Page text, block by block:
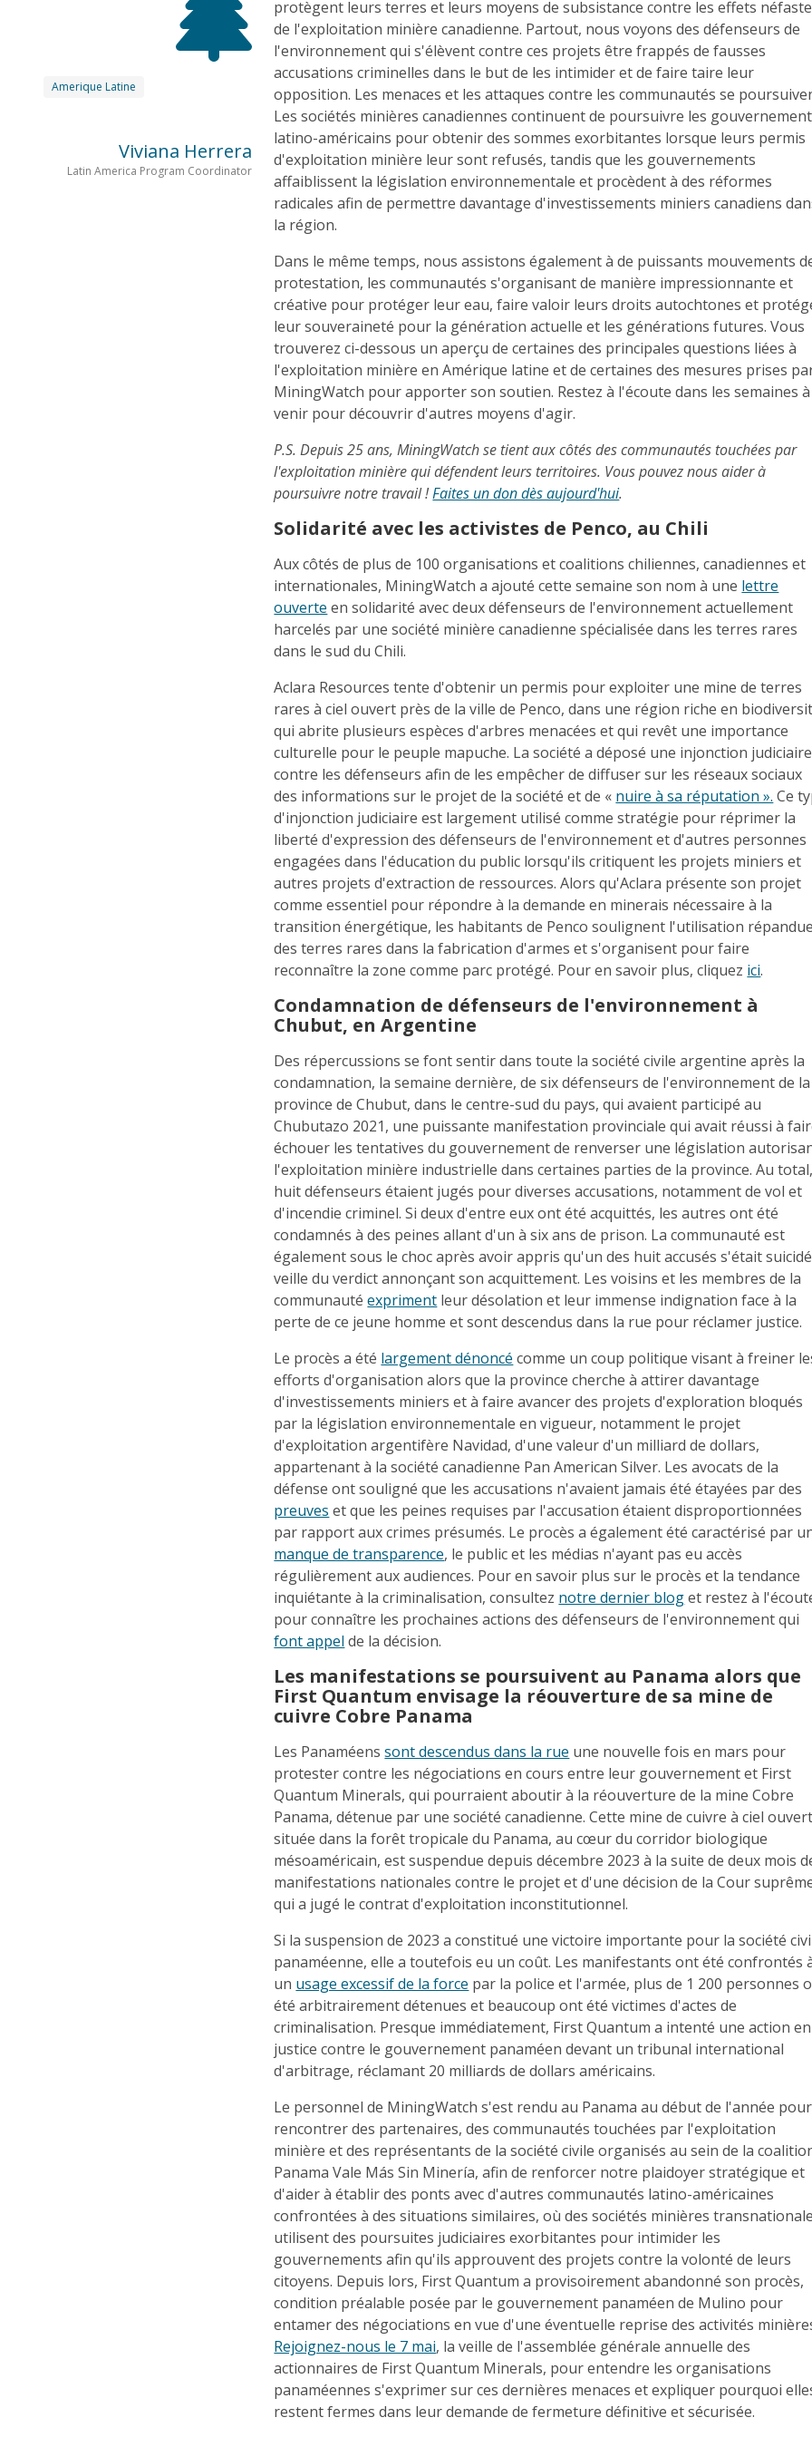
Amerique Latine
Viviana Herrera
Latin America Program Coordinator
protègent leurs terres et leurs moyens de subsistance contre les effets
de l'exploitation minière canadienne. Partout, nous voyons des défenseurs de
l'environnement qui s'élèvent contre ces projets être frappés de fausses
accusations criminelles dans le but de les intimider et de faire taire leur
opposition. Les menaces et les attaques contre les communautés se
Les sociétés minières canadiennes continuent de poursuivre les
latino-américains pour obtenir des sommes exorbitantes lorsque leurs permis
d'exploitation minière leur sont refusés, tandis que les gouvernements
affaiblissent la législation environnementale et procèdent à des réformes
radicales afin de permettre davantage d'investissements miniers canadiens
la région.
Dans le même temps, nous assistons également à de puissants mouvements
protestation, les communautés s'organisant de manière impressionnante et
créative pour protéger leur eau, faire valoir leurs droits autochtones et
leur souveraineté pour la génération actuelle et les générations futures. Vous
trouverez ci-dessous un aperçu de certaines des principales questions liées à
l'exploitation minière en Amérique latine et de certaines des mesures prises
MiningWatch pour apporter son soutien. Restez à l'écoute dans les semaines à
venir pour découvrir d'autres moyens d'agir.
P.S. Depuis 25 ans, MiningWatch se tient aux côtés des communautés touchées par
l'exploitation minière qui défendent leurs territoires. Vous pouvez nous aider à
poursuivre notre travail !Faites un don dès aujourd'hui.
Solidarité avec les activistes de Penco, au Chili
Aux côtés de plus de 100 organisations et coalitions chiliennes, canadiennes et
internationales, MiningWatch a ajouté cette semaine son nom à une lettre
ouverte en solidarité avec deux défenseurs de l'environnement actuellement
harcelés par une société minière canadienne spécialisée dans les terres rares
dans le sud du Chili.
Aclara Resources tente d'obtenir un permis pour exploiter une mine de terres
rares à ciel ouvert près de la ville de Penco, dans une région riche en
qui abrite plusieurs espèces d'arbres menacées et qui revêt une importance
culturelle pour le peuple mapuche. La société a déposé une injonction judiciaire
contre les défenseurs afin de les empêcher de diffuser sur les réseaux sociaux
des informations sur le projet de la société et de « nuire à sa réputation ». Ce
d'injonction judiciaire est largement utilisé comme stratégie pour réprimer la
liberté d'expression des défenseurs de l'environnement et d'autres personnes
engagées dans l'éducation du public lorsqu'ils critiquent les projets miniers et
autres projets d'extraction de ressources. Alors qu'Aclara présente son projet
comme essentiel pour répondre à la demande en minerais nécessaire à la
transition énergétique, les habitants de Penco soulignent l'utilisation répandue
des terres rares dans la fabrication d'armes et s'organisent pour faire
reconnaître la zone comme parc protégé. Pour en savoir plus, cliquez ici.
Condamnation de défenseurs de l'environnement à
Chubut, en Argentine
Des répercussions se font sentir dans toute la société civile argentine après la
condamnation, la semaine dernière, de six défenseurs de l'environnement de la
province de Chubut, dans le centre-sud du pays, qui avaient participé au
Chubutazo 2021, une puissante manifestation provinciale qui avait réussi à
échouer les tentatives du gouvernement de renverser une législation
l'exploitation minière industrielle dans certaines parties de la province. Au total,
huit défenseurs étaient jugés pour diverses accusations, notamment de vol et
d'incendie criminel. Si deux d'entre eux ont été acquittés, les autres ont été
condamnés à des peines allant d'un à six ans de prison. La communauté est
également sous le choc après avoir appris qu'un des huit accusés s'était
veille du verdict annonçant son acquittement. Les voisins et les membres de la
communautéexpriment leur désolation et leur immense indignation face à la
perte de ce jeune homme et sont descendus dans la rue pour réclamer justice.
Le procès a été largement dénoncé comme un coup politique visant à freiner
efforts d'organisation alors que la province cherche à attirer davantage
d'investissements miniers et à faire avancer des projets d'exploration bloqués
par la législation environnementale en vigueur, notamment le projet
d'exploitation argentifère Navidad, d'une valeur d'un milliard de dollars,
appartenant à la société canadienne Pan American Silver. Les avocats de la
défense ont souligné que les accusations n'avaient jamais été étayées par des
preuves et que les peines requises par l'accusation étaient disproportionnées
par rapport aux crimes présumés. Le procès a également été caractérisé par
manque de transparence, le public et les médias n'ayant pas eu accès
régulièrement aux audiences. Pour en savoir plus sur le procès et la tendance
inquiétante à la criminalisation, consultez notre dernier bloget restez à
pour connaître les prochaines actions des défenseurs de l'environnement qui
font appel de la décision.
Les manifestations se poursuivent au Panama alors que
First Quantum envisage la réouverture de sa mine de
cuivre Cobre Panama
Les Panaméenssont descendus dans la rue une nouvelle fois en mars pour
protester contre les négociations en cours entre leur gouvernement et First
Quantum Minerals, qui pourraient aboutir à la réouverture de la mine Cobre
Panama, détenue par une société canadienne. Cette mine de cuivre à ciel
située dans la forêt tropicale du Panama, au cœur du corridor biologique
mésoaméricain, est suspendue depuis décembre 2023 à la suite de deux mois
manifestations nationales contre le projet et d'une décision de la Cour
qui a jugé le contrat d'exploitation inconstitutionnel.
Si la suspension de 2023 a constitué une victoire importante pour la société
panaméenne, elle a toutefois eu un coût. Les manifestants ont été confrontés
un usage excessif de la force par la police et l'armée, plus de 1 200 personnes
été arbitrairement détenues et beaucoup ont été victimes d'actes de
criminalisation. Presque immédiatement, First Quantum a intenté une action en
justice contre le gouvernement panaméen devant un tribunal international
d'arbitrage, réclamant 20 milliards de dollars américains.
Le personnel de MiningWatch s'est rendu au Panama au début de l'année pour
rencontrer des partenaires, des communautés touchées par l'exploitation
minière et des représentants de la société civile organisés au sein de la
Panama Vale Más Sin Minería, afin de renforcer notre plaidoyer stratégique et
d'aider à établir des ponts avec d'autres communautés latino-américaines
confrontées à des situations similaires, où des sociétés minières
utilisent des poursuites judiciaires exorbitantes pour intimider les
gouvernements afin qu'ils approuvent des projets contre la volonté de leurs
citoyens. Depuis lors, First Quantum a provisoirement abandonné son procès,
condition préalable posée par le gouvernement panaméen de Mulino pour
entamer des négociations en vue d'une éventuelle reprise des activités
Rejoignez-nous le 7 mai, la veille de l'assemblée générale annuelle des
actionnaires de First Quantum Minerals, pour entendre les organisations
panaméennes s'exprimer sur ces dernières menaces et expliquer pourquoi
restent fermes dans leur demande de fermeture définitive et sécurisée.